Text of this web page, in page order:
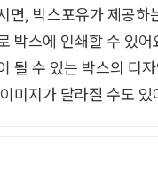
면, 박스포유가 제공하
박스에 인쇄할 수 있어
될 수 있는 박스의 디
미지가 달라질 수도